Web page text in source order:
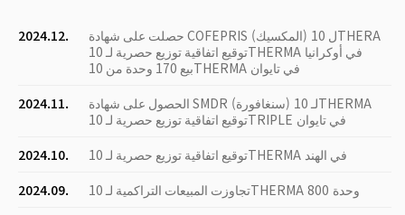
2024.12.
حصلت على شهادة COFEPRIS (المكسيك) ل 10THERA
توقيع اتفاقية توزيع حصرية لـ 10THERMA في أوكرانيا
بيع 170 وحدة من 10THERMA في تايوان
2024.11.
الحصول على شهادة SMDR (سنغافورة) لـ 10THERMA
توقيع اتفاقية توزيع حصرية لـ 10TRIPLE في تايوان
2024.10.
توقيع اتفاقية توزيع حصرية لـ 10THERMA في الهند
2024.09.
تجاوزت المبيعات التراكمية لـ 10THERMA 800 وحدة